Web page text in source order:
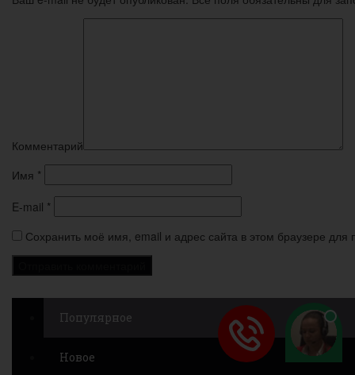
Комментарий
Имя *
E-mail *
Сохранить моё имя, email и адрес сайта в этом браузере
Популярное
Новое